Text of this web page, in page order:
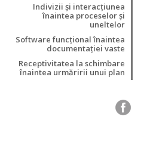
Indivizii și interacțiunea
înaintea proceselor și
uneltelor
Software funcțional înaintea
documentației vaste
Receptivitatea la schimbare
înaintea urmăririi unui plan